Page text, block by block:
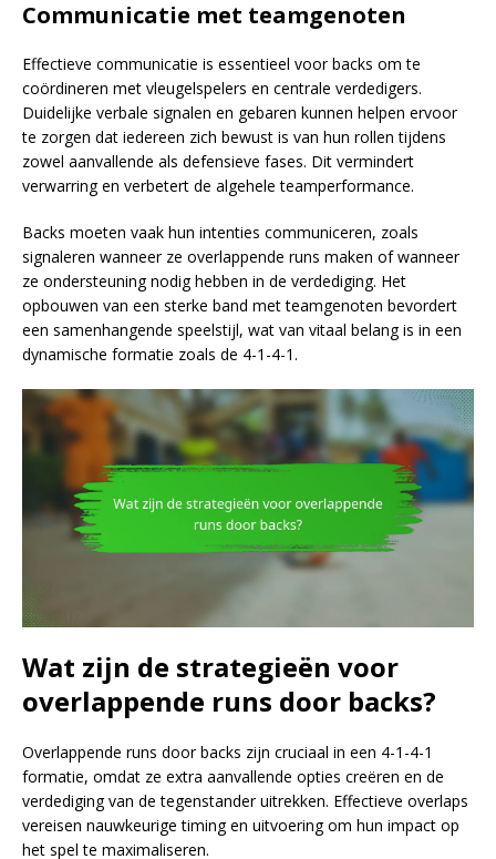
Communicatie met teamgenoten
Effectieve communicatie is essentieel voor backs om te
coördineren met vleugelspelers en centrale verdedigers.
Duidelijke verbale signalen en gebaren kunnen helpen ervoor
te zorgen dat iedereen zich bewust is van hun rollen tijdens
zowel aanvallende als defensieve fases. Dit vermindert
verwarring en verbetert de algehele teamperformance.
Backs moeten vaak hun intenties communiceren, zoals
signaleren wanneer ze overlappende runs maken of wanneer
ze ondersteuning nodig hebben in de verdediging. Het
opbouwen van een sterke band met teamgenoten bevordert
een samenhangende speelstijl, wat van vitaal belang is in een
dynamische formatie zoals de 4-1-4-1.
Wat zijn de strategieën voor
overlappende runs door backs?
Overlappende runs door backs zijn cruciaal in een 4-1-4-1
formatie, omdat ze extra aanvallende opties creëren en de
verdediging van de tegenstander uitrekken. Effectieve overlaps
vereisen nauwkeurige timing en uitvoering om hun impact op
het spel te maximaliseren.